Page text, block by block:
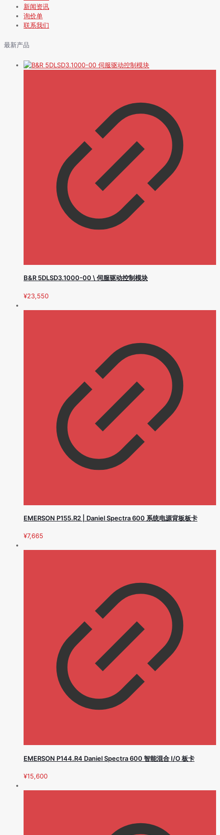
新闻资讯
询价单
联系我们
最新产品
B&R 5DLSD3.1000-00 \ 伺服驱动控制模块
¥23,550
EMERSON P155.R2 | Daniel Spectra 600 系统电源背板板卡
¥7,665
EMERSON P144.R4 Daniel Spectra 600 智能混合 I/O 板卡
¥15,600